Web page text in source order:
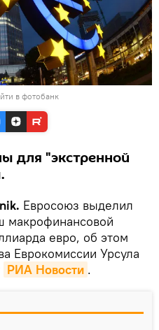
в фотобанк
для "экстренной
Евросоюз выделил
макрофинансовой
евро, об этом
Еврокомиссии Урсула
РИА Новости .